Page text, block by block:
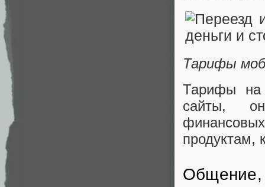
Тарифы
Тарифы на
сайты,
продуктам,
Общение,